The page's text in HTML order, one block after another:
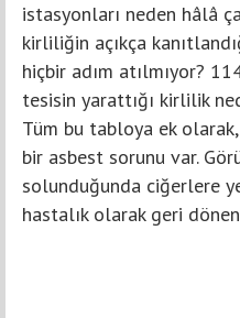
istasyonları neden hâlâ
kirliliğin açıkça
hiçbir adım atılmıyor?
tesisin yarattığı kirlilik
Tüm bu tabloya ek
bir asbest sorunu var.
solunduğunda ciğerlere
hastalık olarak geri